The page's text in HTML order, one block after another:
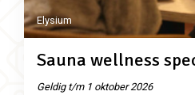
Elysium
Sauna wellness
Geldig t/m 1 oktober 2026